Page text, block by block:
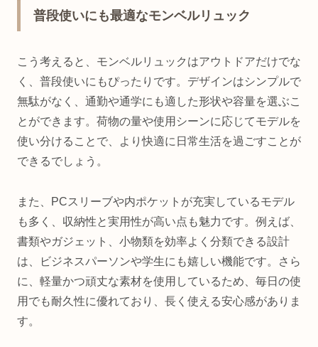
普段使いにも最適なモンベルリュック
こう考えると、モンベルリュックはアウトドアだけでな
く、普段使いにもぴったりです。デザインはシンプルで
無駄がなく、通勤や通学にも適した形状や容量を選ぶこ
とができます。荷物の量や使用シーンに応じてモデルを
使い分けることで、より快適に日常生活を過ごすことが
できるでしょう。
また、PCスリーブや内ポケットが充実しているモデル
も多く、収納性と実用性が高い点も魅力です。例えば、
書類やガジェット、小物類を効率よく分類できる設計
は、ビジネスパーソンや学生にも嬉しい機能です。さら
に、軽量かつ頑丈な素材を使用しているため、毎日の使
用でも耐久性に優れており、長く使える安心感がありま
す。